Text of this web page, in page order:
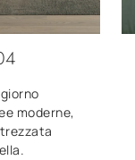
moderne,